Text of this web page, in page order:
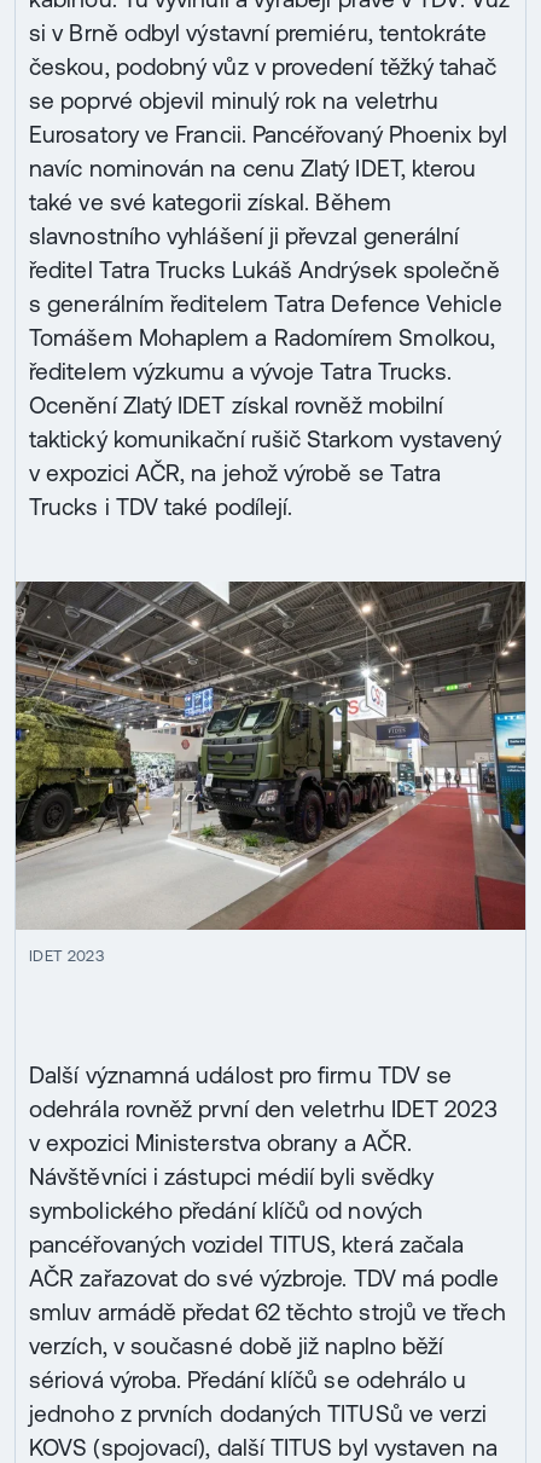
si v Brně odbyl výstavní premiéru, tentokráte
českou, podobný vůz v provedení těžký tahač
se poprvé objevil minulý rok na veletrhu
Eurosatory ve Francii. Pancéřovaný Phoenix byl
navíc nominován na cenu Zlatý IDET, kterou
také ve své kategorii získal. Během
slavnostního vyhlášení ji převzal generální
ředitel Tatra Trucks Lukáš Andrýsek společně
s generálním ředitelem Tatra Defence Vehicle
Tomášem Mohaplem a Radomírem Smolkou,
ředitelem výzkumu a vývoje Tatra Trucks.
Ocenění Zlatý IDET získal rovněž mobilní
taktický komunikační rušič Starkom vystavený
v expozici AČR, na jehož výrobě se Tatra
Trucks i TDV také podílejí.
IDET 2023
Další významná událost pro firmu TDV se
odehrála rovněž první den veletrhu IDET 2023
v expozici Ministerstva obrany a AČR.
Návštěvníci i zástupci médií byli svědky
symbolického předání klíčů od nových
pancéřovaných vozidel TITUS, která začala
AČR zařazovat do své výzbroje. TDV má podle
smluv armádě předat 62 těchto strojů ve třech
verzích, v současné době již naplno běží
sériová výroba. Předání klíčů se odehrálo u
jednoho z prvních dodaných TITUSů ve verzi
KOVS (spojovací), další TITUS byl vystaven na